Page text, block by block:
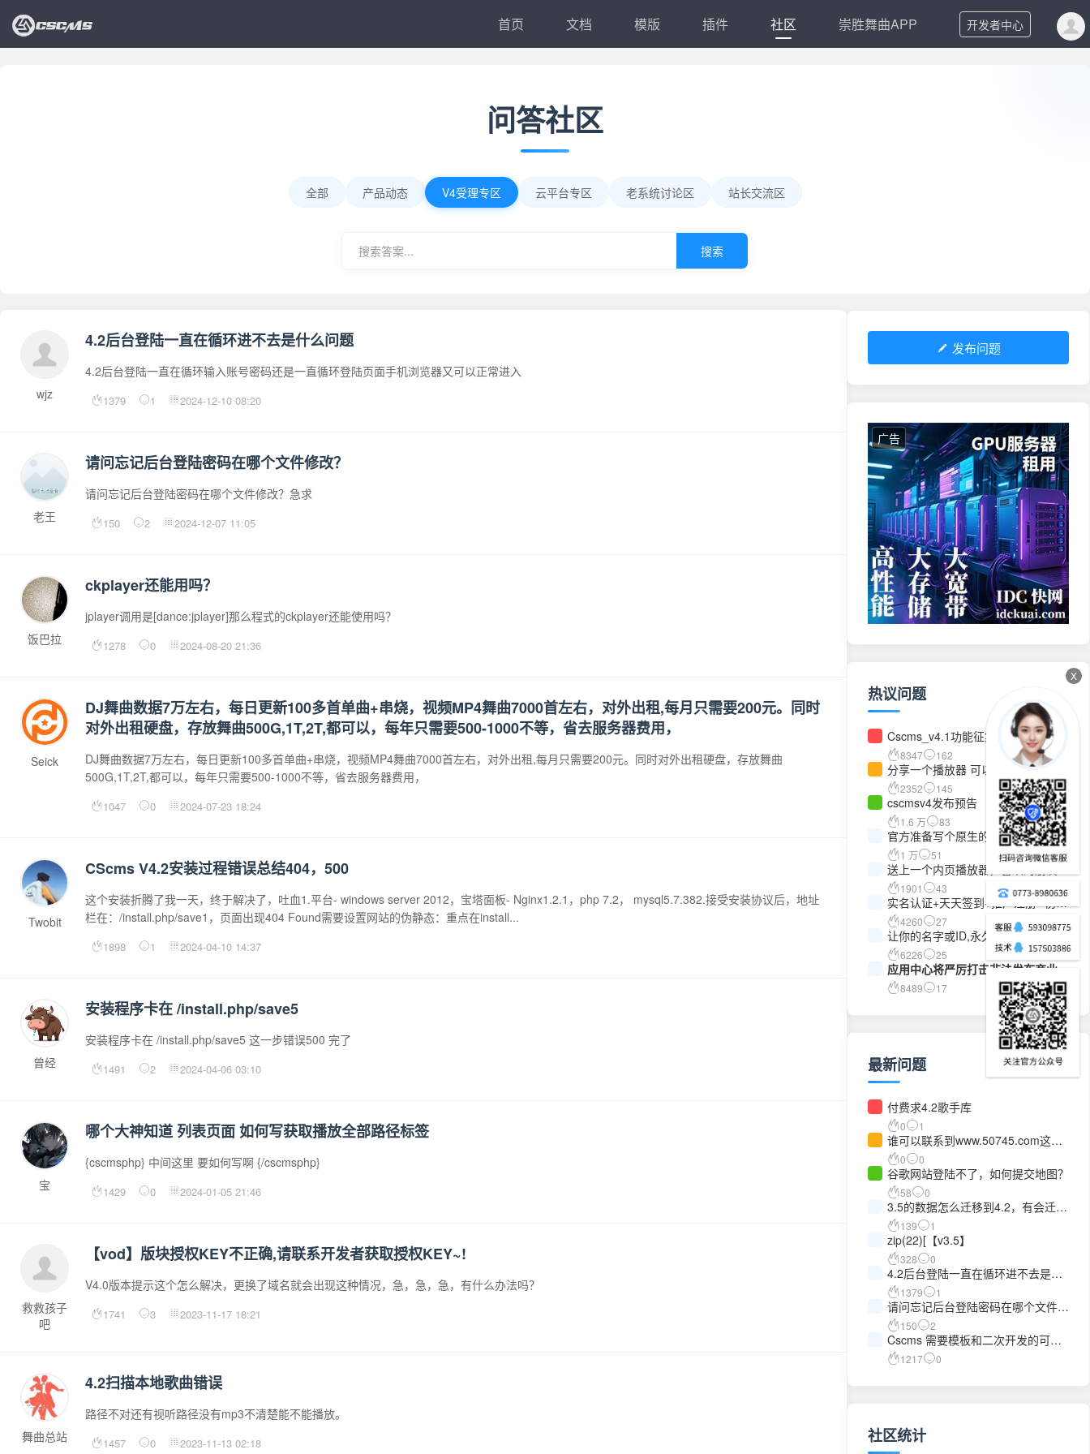
X
首页 文档 模版 插件 社区 崇胜舞曲APP 开发者中心
问答社区
全部 产品动态 V4受理专区 云平台专区 老系统讨论区 站长交流区
搜索
wjz
4.2后台登陆一直在循环进不去是什么问题
4.2后台登陆一直在循环输入账号密码还是一直循环登陆页面手机浏览器又可以正常进入
1379 1 2024-12-10 08:20
老王
请问忘记后台登陆密码在哪个文件修改？
请问忘记后台登陆密码在哪个文件修改？急求
150 2 2024-12-07 11:05
饭巴拉
ckplayer还能用吗？
jplayer调用是[dance:jplayer]那么程式的ckplayer还能使用吗？
1278 0 2024-08-20 21:36
Seick
DJ舞曲数据7万左右，每日更新100多首单曲+串烧，视频MP4舞曲7000首左右，对外出租,每月只需要200元。同时
对外出租硬盘，存放舞曲500G,1T,2T,都可以，每年只需要500-1000不等，省去服务器费用，
DJ舞曲数据7万左右，每日更新100多首单曲+串烧，视频MP4舞曲7000首左右，对外出租,每月只需要200元。同时对外出租硬盘，存放舞曲
500G,1T,2T,都可以，每年只需要500-1000不等，省去服务器费用，
1047 0 2024-07-23 18:24
Twobit
CScms V4.2安装过程错误总结404，500
这个安装折腾了我一天，终于解决了，吐血1.平台- windows server 2012，宝塔面板- Nginx1.2.1，php 7.2， mysql5.7.382.接受安装协议后，地址
栏在：/install.php/save1，页面出现404 Found需要设置网站的伪静态：重点在install...
1898 1 2024-04-10 14:37
曾经
安装程序卡在 /install.php/save5
安装程序卡在 /install.php/save5 这一步错误500 完了
1491 2 2024-04-06 03:10
宝
哪个大神知道 列表页面 如何写获取播放全部路径标签
{cscmsphp} 中间这里 要如何写啊 {/cscmsphp}
1429 0 2024-01-05 21:46
救救孩子
吧
【vod】版块授权KEY不正确,请联系开发者获取授权KEY~!
V4.0版本提示这个怎么解决，更换了域名就会出现这种情况，急，急，急，有什么办法吗？
1741 3 2023-11-17 18:21
舞曲总站
4.2扫描本地歌曲错误
路径不对还有视听路径没有mp3不清楚能不能播放。
1457 0 2023-11-13 02:18
发布问题
广告
热议问题
Cscms_v4.1功能征集意见
8347 162
分享一个播放器 可以用来做首页播
放器2352 145
cscmsv4发布预告
1.6 万 83
官方准备写个原生的安卓APP，看看
有多少需求？
1 万 51
送上一个内页播放器，喜欢的朋友请
进！1901 43
实名认证+天天签到+推广注册--伤飞
工作室++扩展下载
4260 27
让你的名字或ID,永久驻留cscms的
手册里
6226 25
应用中心将严厉打击非法发布商业应
用，盗版商业应用的行为
8489 17
最新问题
付费求4.2歌手库
0 1
谁可以联系到www.50745.com这个
站长
0 0
谷歌网站登陆不了，如何提交地图？
58 0
3.5的数据怎么迁移到4.2，有会迁移
的吗?有偿解决
139 1
zip(22)[【v3.5】
328 0
4.2后台登陆一直在循环进不去是什
么问题
1379 1
请问忘记后台登陆密码在哪个文件修
改？150 2
Cscms 需要模板和二次开发的可以
滴滴我
1217 0
社区统计